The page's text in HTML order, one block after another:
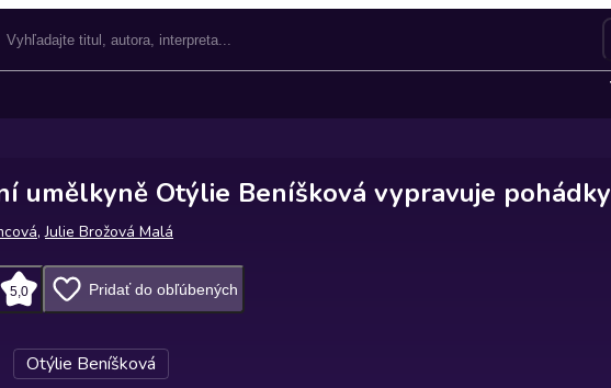
umělkyně Otýlie Beníšková vypravuje pohádky
, Julie Brožová Malá
5,0 Pridať do obľúbených
Otýlie Beníšková